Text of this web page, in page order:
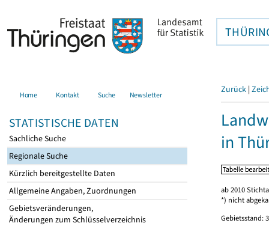
Home Kontakt Suche Newsletter
STATISTISCHE DATEN
Sachliche Suche
Regionale Suche
Kürzlich bereitgestellte Daten
Allgemeine Angaben, Zuordnungen
Gebietsveränderungen,
Änderungen zum Schlüsselverzeichnis
Zurück |
in
ab 2010
*) nicht
Gebietsstand: